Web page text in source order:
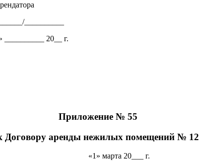
__________
__________ 20__ г.
Приложение № 55
Договору аренды нежилых помещений № 12
«1» марта 20___ г.